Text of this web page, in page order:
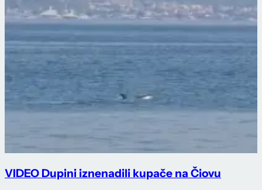
VIDEO Dupini iznenadili kupače na Čiovu